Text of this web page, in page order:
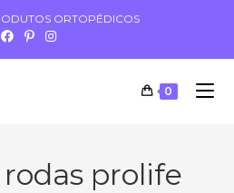
ORTOPÉDICOS
0
prolife